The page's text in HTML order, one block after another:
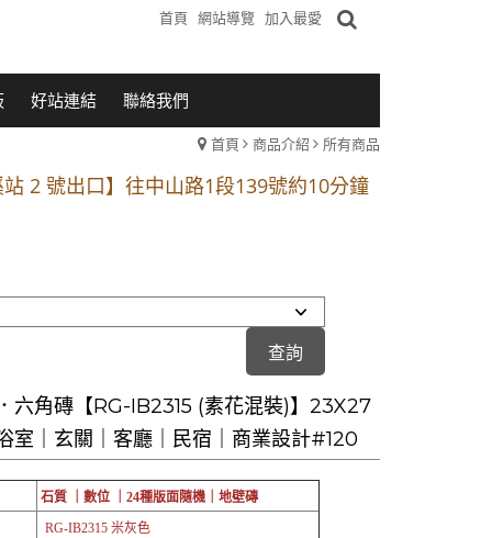
首頁 網站導覽 加入最愛
好站連結 聯絡我們
首頁 商品介紹 所有商品
段 到永平路路口(樂華夜市口)門口可停車
2 號出口】往中山路1段139號約10分鐘
2 號出口】往中山路1段139號約10分鐘
客戶加入 LINE官方帳號@a0975005573
六角磚【RG-IB2315 (素花混裝)】23X27
室｜玄關｜客廳｜民宿｜商業設計#120
石質 ｜數位 ｜24種版面隨機｜地壁磚
RG-IB2315 米灰色